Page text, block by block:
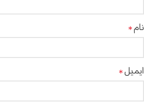
نام*
ایمیل*